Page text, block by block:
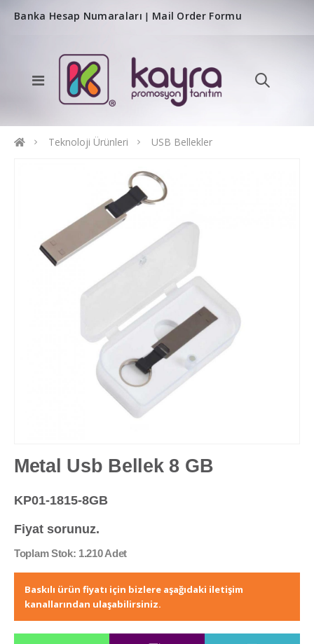
Banka Hesap Numaraları | Mail Order Formu
Teknoloji Ürünleri USB Bellekler
Metal Usb Bellek 8 GB
KP01-1815-8GB
Fiyat sorunuz.
Toplam Stok: 1.210 Adet
Baskılı ürün fiyatı için bizlere aşağıdaki iletişim
kanallarından ulaşabilirsiniz.